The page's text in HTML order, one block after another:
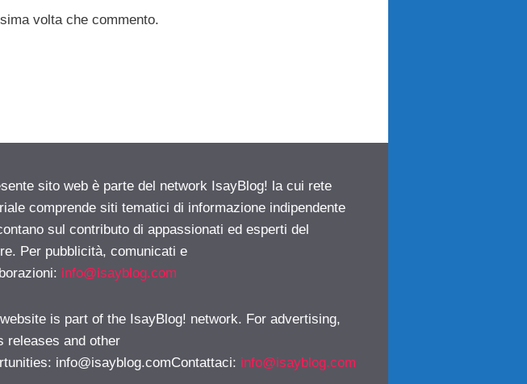
volta che commento.
sito web è parte del network IsayBlog! la cui rete
comprende siti tematici di informazione indipendente
sul contributo di appassionati ed esperti del
Per pubblicità, comunicati e
info@isayblog.com
is part of the IsayBlog! network. For advertising,
releases and other
info@isayblog.comContattaci: info@isayblog.com